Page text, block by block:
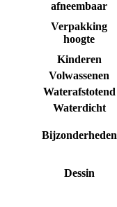
afneembaar
Verpakking
hoogte
Kinderen
Volwassenen
Waterafstotend
Waterdicht
Bijzonderheden
Dessin